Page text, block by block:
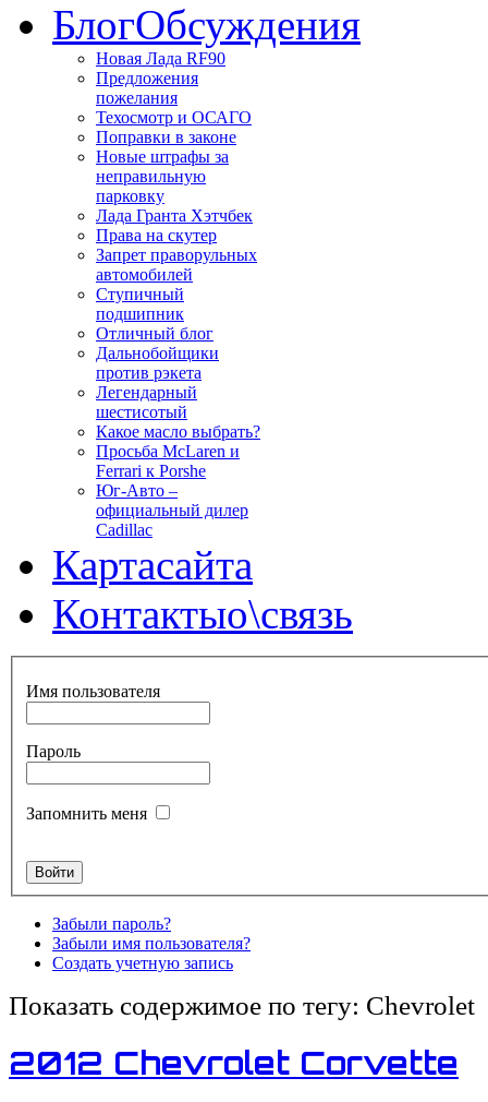
БлогОбсуждения
Новая Лада RF90
Предложения
пожелания
Техосмотр и ОСАГО
Поправки в законе
Новые штрафы за
неправильную
парковку
Лада Гранта Хэтчбек
Права на скутер
Запрет праворульных
автомобилей
Ступичный
подшипник
Отличный блог
Дальнобойщики
против рэкета
Легендарный
шестисотый
Какое масло выбрать?
Просьба McLaren и
Ferrari к Porshe
Юг-Авто –
официальный дилер
Cadillac
Картасайта
Контактыо\связь
Имя пользователя
Пароль
Запомнить меня
Забыли пароль?
Забыли имя пользователя?
Создать учетную запись
Показать содержимое по тегу: Chevrolet
2012 Chevrolet Corvette